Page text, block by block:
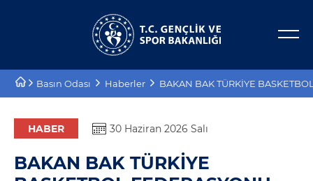
Basın Odası Haberler BAKAN BAK TÜRKİYE
HABER 30 Haziran 2026 Salı
BAKAN BAK TÜRKİYE
Bakan Yardımcıları
Tarihçe
Misyon, Vizyon
Teşkilat Şeması
Projeler
Proje Destekleri